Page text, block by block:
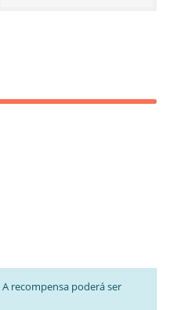
recompensa poderá ser